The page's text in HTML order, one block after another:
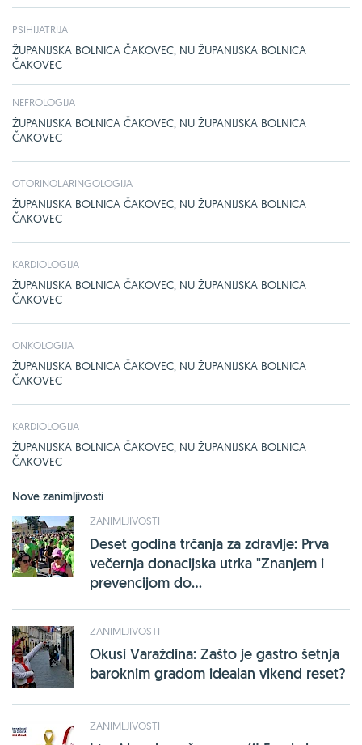
PSIHIJATRIJA
ŽUPANIJSKA BOLNICA ČAKOVEC, NU ŽUPANIJSKA BOLNICA
ČAKOVEC
NEFROLOGIJA
ŽUPANIJSKA BOLNICA ČAKOVEC, NU ŽUPANIJSKA BOLNICA
ČAKOVEC
OTORINOLARINGOLOGIJA
ŽUPANIJSKA BOLNICA ČAKOVEC, NU ŽUPANIJSKA BOLNICA
ČAKOVEC
KARDIOLOGIJA
ŽUPANIJSKA BOLNICA ČAKOVEC, NU ŽUPANIJSKA BOLNICA
ČAKOVEC
ONKOLOGIJA
ŽUPANIJSKA BOLNICA ČAKOVEC, NU ŽUPANIJSKA BOLNICA
ČAKOVEC
KARDIOLOGIJA
ŽUPANIJSKA BOLNICA ČAKOVEC, NU ŽUPANIJSKA BOLNICA
ČAKOVEC
Nove zanimljivosti
ZANIMLJIVOSTI
Deset godina trčanja za zdravlje: Prva
večernja donacijska utrka "Znanjem i
prevencijom do...
ZANIMLJIVOSTI
Okusi Varaždina: Zašto je gastro šetnja
baroknim gradom idealan vikend reset?
ZANIMLJIVOSTI